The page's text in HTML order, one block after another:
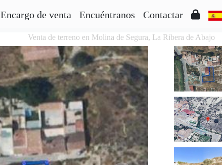
Encargo de venta Encuéntranos Contactar
Venta de terreno en Molina de Segura, La Ribera de Abajo